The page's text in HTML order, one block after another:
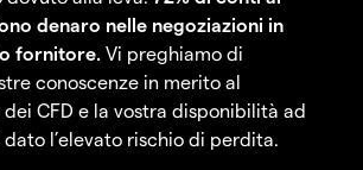
denaro nelle negoziazioni in
fornitore. Vi preghiamo di
conoscenze in merito al
CFD e la vostra disponibilità ad
l’elevato rischio di perdita.